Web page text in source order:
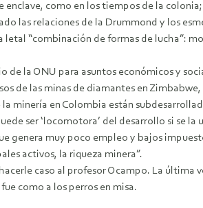
enclave, como en los tiempos de la
las relaciones de la Drummond y los
letal “combinación de formas de lucha”:
de la ONU para asuntos económicos y
de las minas de diamantes en
la minería en Colombia están
ser ‘locomotora’ del desarrollo si se
genera muy poco empleo y bajos
activos, la riqueza minera”.
caso al profesor Ocampo. La última
como a los perros en misa.